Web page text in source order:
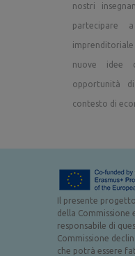
nostri
partecipare
nuove idee
opportunità
contesto di
Il presente
della Commissione
responsabile di
Commissione
che potrà essere